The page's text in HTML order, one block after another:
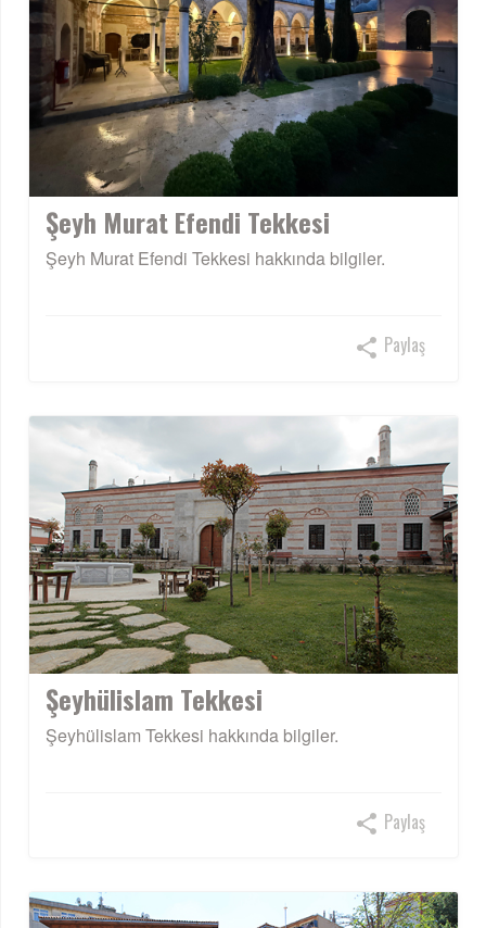
Şeyh Murat Efendi Tekkesi
Şeyh Murat Efendi Tekkesi hakkında bilgiler.
Paylaş
Şeyhülislam Tekkesi
Şeyhülislam Tekkesi hakkında bilgiler.
Paylaş